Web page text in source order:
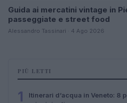
Guida ai mercatini vintage in
passeggiate e street food
Alessandro Tassinari · 4 Ago 2026
PIÙ LETTI
1
Itinerari d’acqua in Veneto: 8